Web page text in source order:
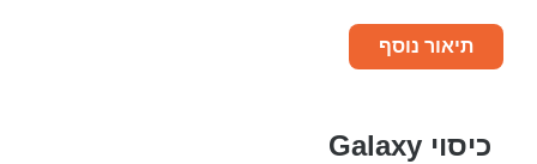
תיאור נוסף
כיסוי Galaxy